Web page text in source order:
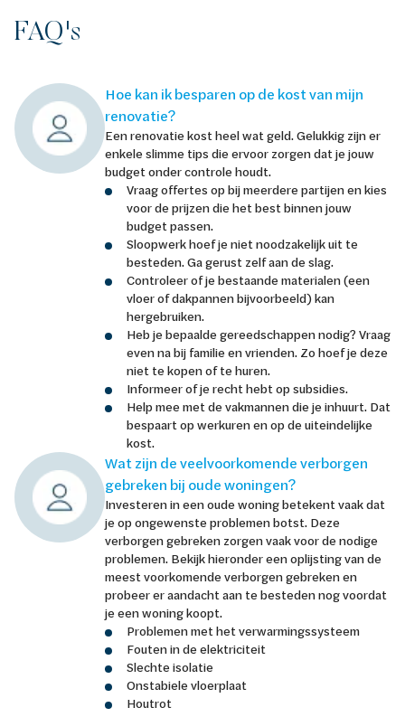
FAQ's
Hoe kan ik besparen op de kost van mijn
renovatie?
Een renovatie kost heel wat geld. Gelukkig zijn er
enkele slimme tips die ervoor zorgen dat je jouw
budget onder controle houdt.
Vraag offertes op bij meerdere partijen en kies
voor de prijzen die het best binnen jouw
budget passen.
Sloopwerk hoef je niet noodzakelijk uit te
besteden. Ga gerust zelf aan de slag.
Controleer of je bestaande materialen (een
vloer of dakpannen bijvoorbeeld) kan
hergebruiken.
Heb je bepaalde gereedschappen nodig? Vraag
even na bij familie en vrienden. Zo hoef je deze
niet te kopen of te huren.
Informeer of je recht hebt op subsidies.
Help mee met de vakmannen die je inhuurt. Dat
bespaart op werkuren en op de uiteindelijke
kost.
Wat zijn de veelvoorkomende verborgen
gebreken bij oude woningen?
Investeren in een oude woning betekent vaak dat
je op ongewenste problemen botst. Deze
verborgen gebreken zorgen vaak voor de nodige
problemen. Bekijk hieronder een oplijsting van de
meest voorkomende verborgen gebreken en
probeer er aandacht aan te besteden nog voordat
je een woning koopt.
Problemen met het verwarmingssysteem
Fouten in de elektriciteit
Slechte isolatie
Onstabiele vloerplaat
Houtrot